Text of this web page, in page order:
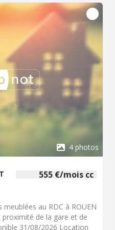
4 photos
555 €/mois cc
meublées au RDC à ROUEN
proximité de la gare et de
31/08/2026 Location